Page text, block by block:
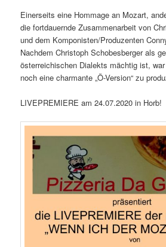
Einerseits eine Hommage an Mozart,
die fortdauernde Zusammenarbeit von
und dem Komponisten/Produzenten
Nachdem Christoph Schobesberger als
österreichischen Dialekts mächtig ist,
noch eine charmante „Ö-Version“ zu
LIVEPREMIERE am 24.07.2020 in Horb!